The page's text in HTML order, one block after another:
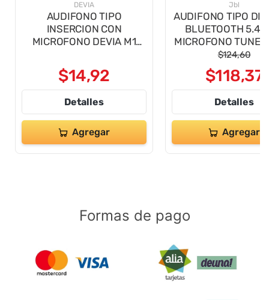
DEVIA
AUDIFONO TIPO
INSERCION CON
MICROFONO DEVIA M1
$14,92
Detalles
Agregar
Jbl
AUDIFONO TIPO
BLUETOOTH 5.4
MICROFONO TUNE
NEGRO
$124,60
$118,37
Detalles
Agregar
Formas de pago